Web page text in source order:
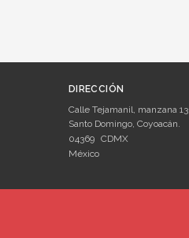
DIRECCIÓN
Calle Tejamanil, manzana
Santo Domingo, Coyoacán.
04369 CDMX
México